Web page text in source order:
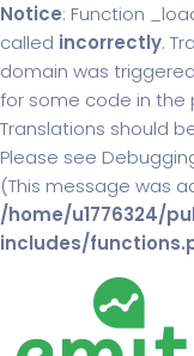
Notice: Function
called incorrectly.
domain was
for some code in the
Translations should
Please see
(This message was
/home/u1776324/
includes/